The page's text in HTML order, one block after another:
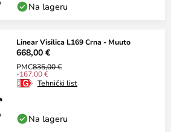
Na lageru
Linear Visilica L169 Crna - Muuto
668,00 €
PMC835,00 €
-167,00 €
Tehnički list
Na lageru